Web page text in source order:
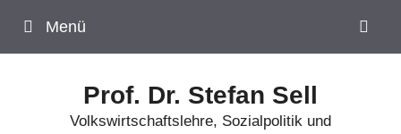
Inhalt
springen
Menü
Prof. Dr. Stefan Sell
Volkswirtschaftslehre, Sozialpolitik und